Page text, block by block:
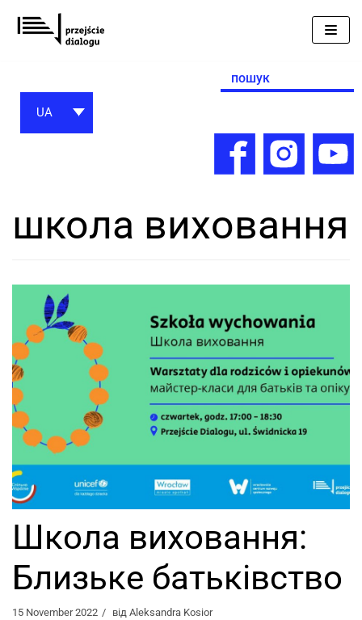
Перейти
до
Search
for:
UA
школа виховання
Школа виховання:
Близьке батьківство
15 November 2022 від Aleksandra Kosior